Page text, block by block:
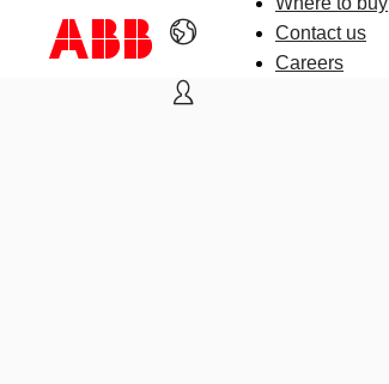
Contact us
Careers